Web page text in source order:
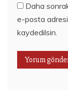
Daha
e-posta
kaydedilsin.